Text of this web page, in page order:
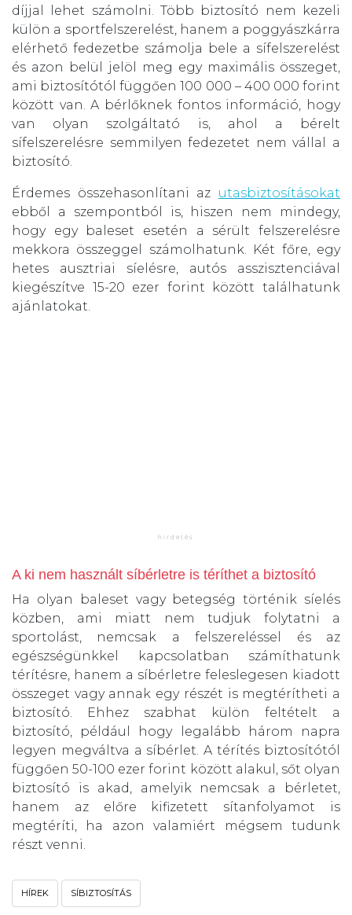
díjjal lehet számolni. Több biztosító nem kezeli
külön a sportfelszerelést, hanem a poggyászkárra
elérhető fedezetbe számolja bele a sífelszerelést
és azon belül jelöl meg egy maximális összeget,
ami biztosítótól függően 100 000 – 400 000 forint
között van. A bérlőknek fontos információ, hogy
van olyan szolgáltató is, ahol a bérelt
sífelszerelésre semmilyen fedezetet nem vállal a
biztosító.
Érdemes összehasonlítani az utasbiztosításokat
ebből a szempontból is, hiszen nem mindegy,
hogy egy baleset esetén a sérült felszerelésre
mekkora összeggel számolhatunk. Két főre, egy
hetes ausztriai síelésre, autós asszisztenciával
kiegészítve 15-20 ezer forint között találhatunk
ajánlatokat.
A ki nem használt síbérletre is téríthet a biztosító
Ha olyan baleset vagy betegség történik síelés
közben, ami miatt nem tudjuk folytatni a
sportolást, nemcsak a felszereléssel és az
egészségünkkel kapcsolatban számíthatunk
térítésre, hanem a síbérletre feleslegesen kiadott
összeget vagy annak egy részét is megtérítheti a
biztosító. Ehhez szabhat külön feltételt a
biztosító, például hogy legalább három napra
legyen megváltva a síbérlet. A térítés biztosítótól
függően 50-100 ezer forint között alakul, sőt olyan
biztosító is akad, amelyik nemcsak a bérletet,
hanem az előre kifizetett sítanfolyamot is
megtéríti, ha azon valamiért mégsem tudunk
részt venni.
HÍREK SÍBIZTOSÍTÁS